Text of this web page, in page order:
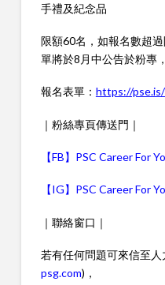
手禮及紀念品
限額60名，如報名數超
單將於8月中公告於粉專
報名表單： https://
｜粉絲專頁傳送門｜
【FB】PSC Career For
【IG】PSC Career For
｜聯絡窗口｜
若有任何問題可來信至
psg.com)，